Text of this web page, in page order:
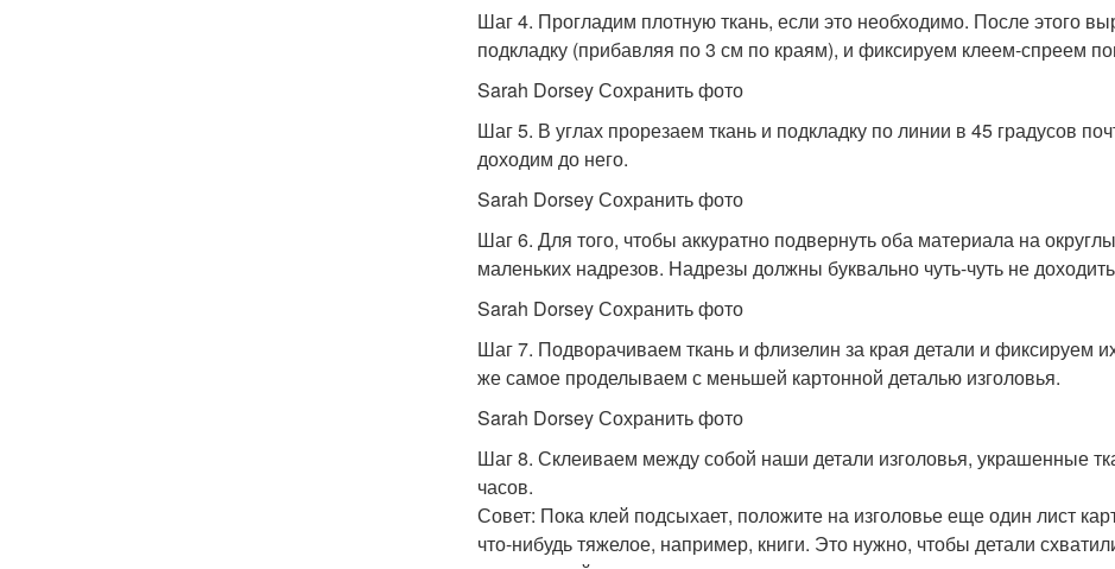
Шаг 4. Прогладим плотную ткань, если это необходимо. После этого
подкладку (прибавляя по 3 см по краям), и фиксируем клеем-спреем
Sarah Dorsey Сохранить фото
Шаг 5. В углах прорезаем ткань и подкладку по линии в 45 градусов
доходим до него.
Sarah Dorsey Сохранить фото
Шаг 6. Для того, чтобы аккуратно подвернуть оба материала на
маленьких надрезов. Надрезы должны буквально чуть-чуть не
Sarah Dorsey Сохранить фото
Шаг 7. Подворачиваем ткань и флизелин за края детали и фиксируем
же самое проделываем с меньшей картонной деталью изголовья.
Sarah Dorsey Сохранить фото
Шаг 8. Склеиваем между собой наши детали изголовья, украшенные
часов.
Совет: Пока клей подсыхает, положите на изголовье еще один лист
что-нибудь тяжелое, например, книги. Это нужно, чтобы детали